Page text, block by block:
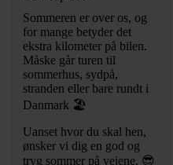
Sommeren er over os, og
for mange betyder det
ekstra kilometer på bilen.
Måske går turen til
sommerhus, sydpå,
stranden eller bare rundt i
Danmark 🏖️
Uanset hvor du skal hen,
ønsker vi dig en god og
tryg sommer på vejene. 😎